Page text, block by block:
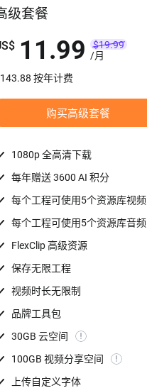
级套餐
$ 11.99
$19.99
/月
按年计费
购买高级套餐
1080p 全高清下载
每年赠送 3600 AI 积分
每个工程可使用5个资源库视频
每个工程可使用5个资源库音频
FlexClip 高级资源
保存无限工程
视频时长无限制
品牌工具包
30GB 云空间
100GB 视频分享空间
上传自定义字体